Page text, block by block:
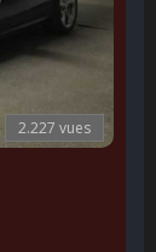
2.227 vues